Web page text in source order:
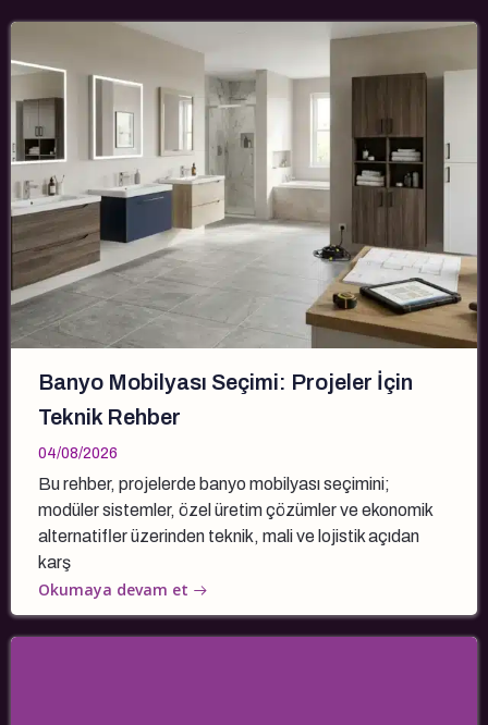
Banyo Mobilyası Seçimi: Projeler İçin
Teknik Rehber
04/08/2026
Bu rehber, projelerde banyo mobilyası seçimini;
modüler sistemler, özel üretim çözümler ve ekonomik
alternatifler üzerinden teknik, mali ve lojistik açıdan
karş
Okumaya devam et